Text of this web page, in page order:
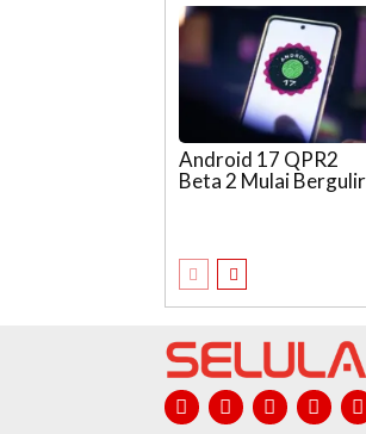
Android 17 QPR2
Beta 2 Mulai Bergulir